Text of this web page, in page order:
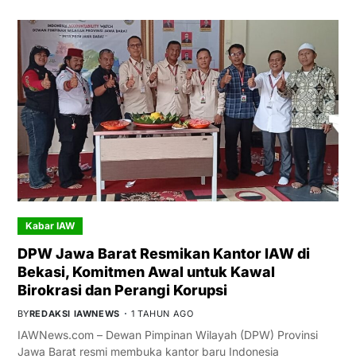
Kabar IAW
DPW Jawa Barat Resmikan Kantor IAW di
Bekasi, Komitmen Awal untuk Kawal
Birokrasi dan Perangi Korupsi
BYREDAKSI IAWNEWS 1 TAHUN AGO
IAWNews.com – Dewan Pimpinan Wilayah (DPW) Provinsi
Jawa Barat resmi membuka kantor baru Indonesia